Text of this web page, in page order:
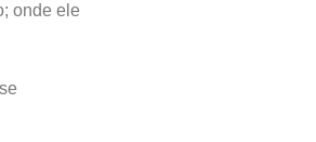
onde ele